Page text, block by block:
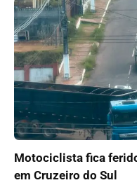
Motociclista fica
em Cruzeiro do Sul